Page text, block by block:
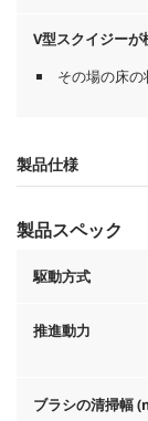
V型スクイジー
その場の床の
製品仕様
製品スペック
駆動方式
推進動力
ブラシの清掃幅